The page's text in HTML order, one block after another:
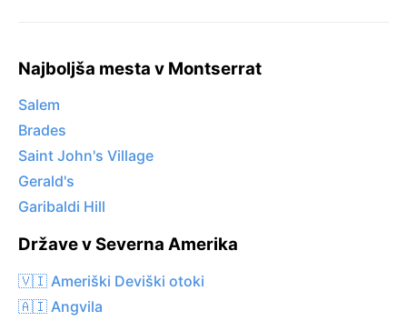
Najboljša mesta v Montserrat
Salem
Brades
Saint John's Village
Gerald's
Garibaldi Hill
Države v Severna Amerika
🇻🇮 Ameriški Deviški otoki
🇦🇮 Angvila